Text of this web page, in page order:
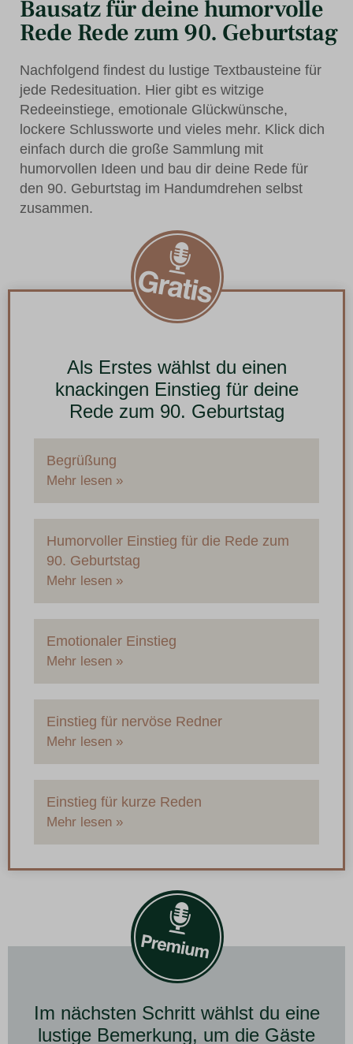
Bausatz für deine humorvolle
Rede Rede zum 90. Geburtstag
Nachfolgend findest du lustige Textbausteine für
jede Redesituation. Hier gibt es witzige
Redeeinstiege, emotionale Glückwünsche,
lockere Schlussworte und vieles mehr. Klick dich
einfach durch die große Sammlung mit
humorvollen Ideen und bau dir deine Rede für
den 90. Geburtstag im Handumdrehen selbst
zusammen.
Als Erstes wählst du einen
knackingen Einstieg für deine
Rede zum 90. Geburtstag
Begrüßung
Mehr lesen »
Humorvoller Einstieg für die Rede zum
90. Geburtstag
Mehr lesen »
Emotionaler Einstieg
Mehr lesen »
Einstieg für nervöse Redner
Mehr lesen »
Einstieg für kurze Reden
Mehr lesen »
Im nächsten Schritt wählst du eine
lustige Bemerkung, um die Gäste